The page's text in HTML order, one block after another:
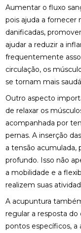
Aumentar o fluxo
pois ajuda a fornecer
danificadas,
ajudar a reduzir a
frequentemente
circulação, os
se tornam mais
Outro aspecto
de relaxar os
acompanhada por
pernas. A inserção
a tensão
profundo. Isso não
a mobilidade e a
realizem suas
A acupuntura
regular a resposta do
pontos específicos, a
COMO A PALMILHA PARA ESPORÃO PODE ALIVIAR
SUAS DORES
COMO A PALMILHA PARA FASCITE PLANTAR PODE
ALIVIAR SUAS
COMO A QUIROPRAXIA PODE AJUDAR NO
TRATAMENTO DA
COMO A QUIROPRAXIA PODE ALIVIAR DORES NO
JOELHO
COMO AS PALMILHAS AJUDAM NO SEU
TRATAMENTO?
COMO AS PALMILHAS PARA JOANETE PODEM
MELHORAR SEU
COMO ENCONTRAR QUIROPRAXIA PERTO DE VOCÊ
PARA ALÍVIO DAS
COMO ENCONTRAR UM ACUPUNTURISTA
QUALIFICADO